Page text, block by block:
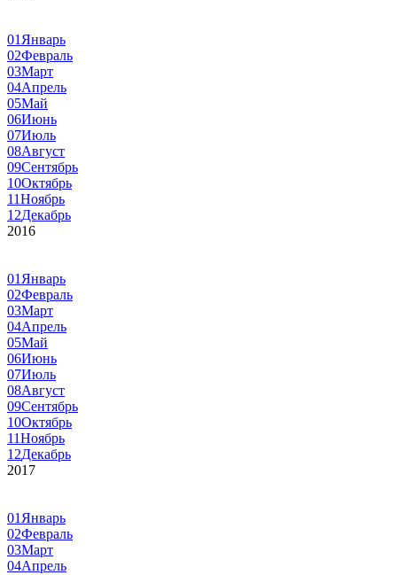
01 Январь
02Февраль
03Март
04Апрель
05Май
06Июнь
07Июль
08Август
09Сентябрь
10Октябрь
11Ноябрь
12Декабрь
2016
01 Январь
02Февраль
03Март
04Апрель
05Май
06Июнь
07Июль
08Август
09Сентябрь
10Октябрь
11Ноябрь
12Декабрь
2017
01 Январь
02Февраль
03Март
04Апрель